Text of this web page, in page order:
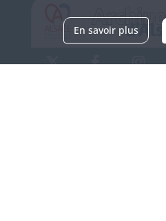
En savoir plus